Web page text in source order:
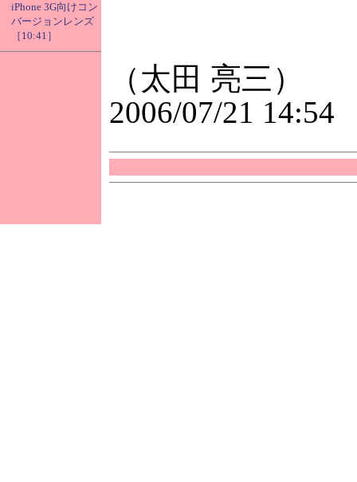
iPhone 3G向けコン
バージョンレンズ
［10:41］
（太田 亮三）
2006/07/21 14:54